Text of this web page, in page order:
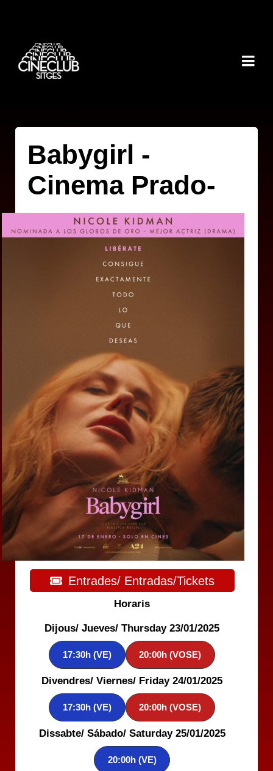
Babygirl -
Cinema Prado-
Entrades/ Entradas/Tickets
Horaris
Dijous/ Jueves/ Thursday 23/01/2025
17:30h (VE) 20:00h (VOSE)
Divendres/ Viernes/ Friday 24/01/2025
17:30h (VE) 20:00h (VOSE)
Dissabte/ Sábado/ Saturday 25/01/2025
20:00h (VE)